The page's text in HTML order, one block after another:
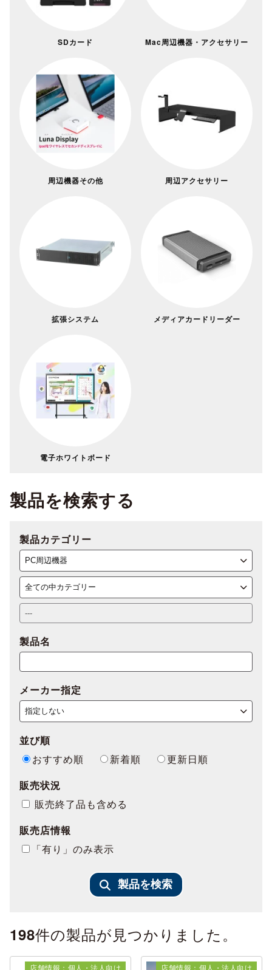
SDカード Mac周辺機器・アクセサリー
周辺機器その他 周辺アクセサリー
拡張システム メディアカードリーダー
電子ホワイトボード
製品を検索する
製品カテゴリー
製品名
メーカー指定
並び順
おすすめ順
新着順
更新日順
販売状況
販売終了品も含める
販売店情報
「有り」のみ表示
製品を検索
198件の製品が見つかりました。
店舗情報：個人・法人向け 店舗情報：個人・法人向け